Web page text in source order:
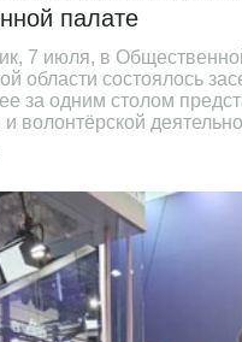
палате
7 июля, в
области состоялось
за одним столом
волонтёрской